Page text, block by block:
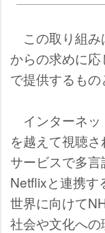
この取り組み
からの求めに
で提供するもの
インターネッ
を越えて視聴
サービスで多
Netflixと連携す
世界に向けて
社会や文化へ